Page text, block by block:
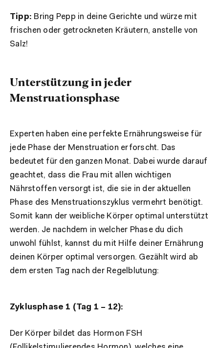
Tipp: Bring Pepp in deine Gerichte und würze mit
frischen oder getrockneten Kräutern, anstelle von
Salz!
Unterstützung in jeder
Menstruationsphase
Experten haben eine perfekte Ernährungsweise für
jede Phase der Menstruation erforscht. Das
bedeutet für den ganzen Monat. Dabei wurde darauf
geachtet, dass die Frau mit allen wichtigen
Nährstoffen versorgt ist, die sie in der aktuellen
Phase des Menstruationszyklus vermehrt benötigt.
Somit kann der weibliche Körper optimal unterstützt
werden. Je nachdem in welcher Phase du dich
unwohl fühlst, kannst du mit Hilfe deiner Ernährung
deinen Körper optimal versorgen. Gezählt wird ab
dem ersten Tag nach der Regelblutung:
Zyklusphase 1 (Tag 1 – 12):
Der Körper bildet das Hormon FSH